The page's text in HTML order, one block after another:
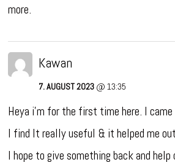
more.
Kawan
7. AUGUST 2023 @ 13:35
Heya i’m for the first time here. I
I find It really useful & it helped me
I hope to give something back and